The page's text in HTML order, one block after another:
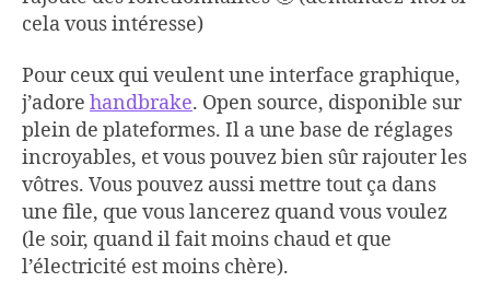
cela vous intéresse)
Pour ceux qui veulent une interface graphique,
j’adore handbrake. Open source, disponible sur
plein de plateformes. Il a une base de réglages
incroyables, et vous pouvez bien sûr rajouter les
vôtres. Vous pouvez aussi mettre tout ça dans
une file, que vous lancerez quand vous voulez
(le soir, quand il fait moins chaud et que
l’électricité est moins chère).